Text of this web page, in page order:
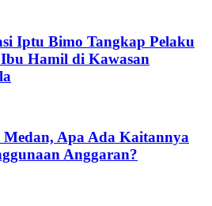
Iptu Bimo Tangkap Pelaku
Hamil di Kawasan
Apa Ada Kaitannya
Anggaran?